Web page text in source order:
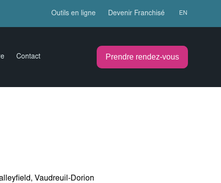
Outils en ligne Devenir Franchisé EN
Contact Prendre rendez-vous
Vaudreuil-Dorion